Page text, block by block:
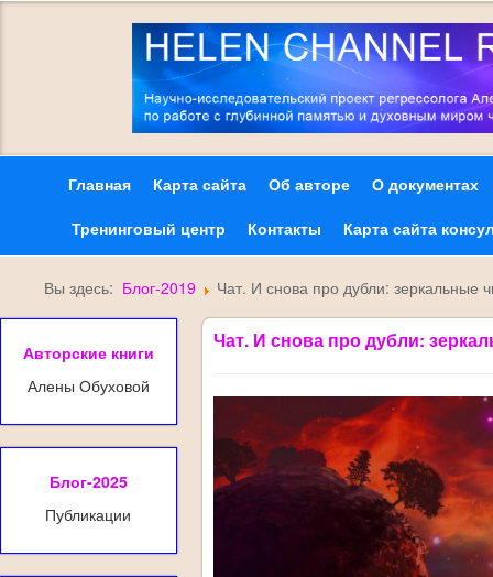
Главная Карта сайта Об авторе
О документах
Тренинговый центр
Контакты Карта сайта
Вы здесь: Блог-2019 Чат. И снова про дубли: зеркальные
Авторские книги
Алены Обуховой
Блог-2025
Публикации
Чат. И снова про дубли: